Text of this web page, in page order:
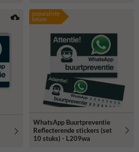
populairste
keuze
WhatsApp Buurtpreventie
Reflecterende stickers (set
10 stuks) - L209wa